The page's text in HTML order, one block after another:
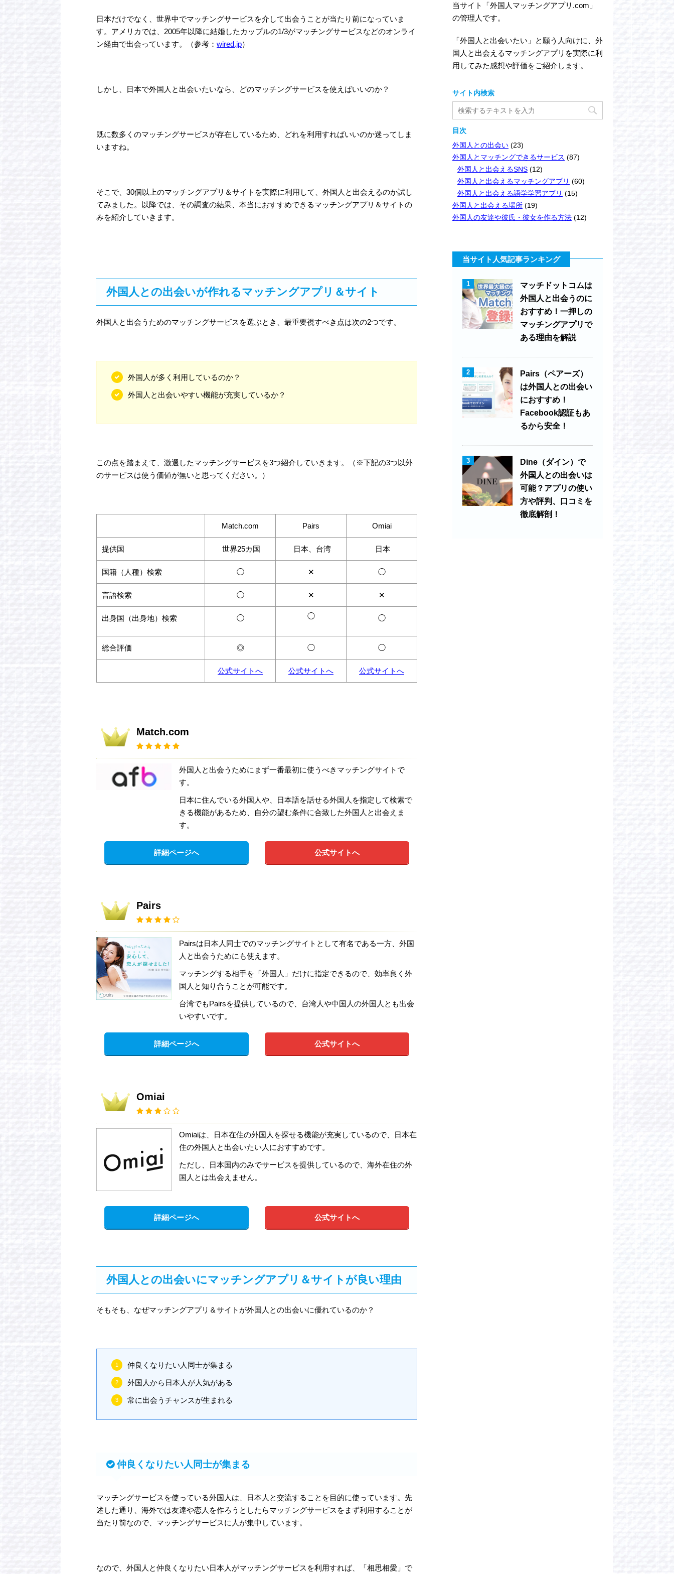
日本だけでなく、世界中でマッチングサービスを介して出会うことが当たり前になっていま
す。アメリカでは、2005年以降に結婚したカップルの1/3がマッチングサービスなどのオンライ
ン経由で出会っています。（参考： wired.jp）
しかし、日本で外国人と出会いたいなら、どのマッチングサービスを使えばいいのか？
既に数多くのマッチングサービスが存在しているため、どれを利用すればいいのか迷ってしま
いますね。
そこで、30個以上のマッチングアプリ＆サイトを実際に利用して、外国人と出会えるのか試し
てみました。以降では、その調査の結果、本当におすすめできるマッチングアプリ＆サイトの
みを紹介していきます。
外国人との出会いが作れるマッチングアプリ＆サイト
外国人と出会うためのマッチングサービスを選ぶとき、最重要視すべき点は次の2つです。
外国人が多く利用しているのか？
外国人と出会いやすい機能が充実しているか？
この点を踏まえて、激選したマッチングサービスを3つ紹介していきます。（※下記の3つ以外
のサービスは使う価値が無いと思ってください。）
Match.com Pairs Omiai
提供国 世界25カ国 日本、台湾 日本
国籍（人種）検索 ◯ ✕ ◯
言語検索 ◯ ✕ ✕
出身国（出身地）検索 ◯ ◯ ◯
総合評価 ◎ ◯ ◯
公式サイトへ 公式サイトへ 公式サイトへ
Match.com
外国人と出会うためにまず一番最初に使うべきマッチングサイトで
す。
日本に住んでいる外国人や、日本語を話せる外国人を指定して検索で
きる機能があるため、自分の望む条件に合致した外国人と出会えま
す。
詳細ページへ 公式サイトへ
Pairs
Pairsは日本人同士でのマッチングサイトとして有名である一方、外国
人と出会うためにも使えます。
マッチングする相手を「外国人」だけに指定できるので、効率良く外
国人と知り合うことが可能です。
台湾でもPairsを提供しているので、台湾人や中国人の外国人とも出会
いやすいです。
詳細ページへ 公式サイトへ
Omiai
Omiaiは、日本在住の外国人を探せる機能が充実しているので、日本在
住の外国人と出会いたい人におすすめです。
ただし、日本国内のみでサービスを提供しているので、海外在住の外
国人とは出会えません。
詳細ページへ 公式サイトへ
外国人との出会いにマッチングアプリ＆サイトが良い理由
そもそも、なぜマッチングアプリ＆サイトが外国人との出会いに優れているのか？
仲良くなりたい人同士が集まる
外国人から日本人が人気がある
常に出会うチャンスが生まれる
仲良くなりたい人同士が集まる
マッチングサービスを使っている外国人は、日本人と交流することを目的に使っています。先
述した通り、海外では友達や恋人を作ろうとしたらマッチングサービスをまず利用することが
当たり前なので、マッチングサービスに人が集中しています。
なので、外国人と仲良くなりたい日本人がマッチングサービスを利用すれば、「相思相愛」で
当サイト「外国人マッチングアプリ.com」
の管理人です。
「外国人と出会いたい」と願う人向けに、外
国人と出会えるマッチングアプリを実際に利
用してみた感想や評価をご紹介します。
サイト内検索
目次
外国人との出会い (23)
外国人とマッチングできるサービス (87)
外国人と出会えるSNS (12)
外国人と出会えるマッチングアプリ (60)
外国人と出会える語学学習アプリ (15)
外国人と出会える場所 (19)
外国人の友達や彼氏・彼女を作る方法 (12)
当サイト人気記事ランキング
1
マッチドットコムは
外国人と出会うのに
おすすめ！一押しの
マッチングアプリで
ある理由を解説
2
Pairs（ペアーズ）
は外国人との出会い
におすすめ！
Facebook認証もあ
るから安全！
3
Dine（ダイン）で
外国人との出会いは
可能？アプリの使い
方や評判、口コミを
徹底解剖！